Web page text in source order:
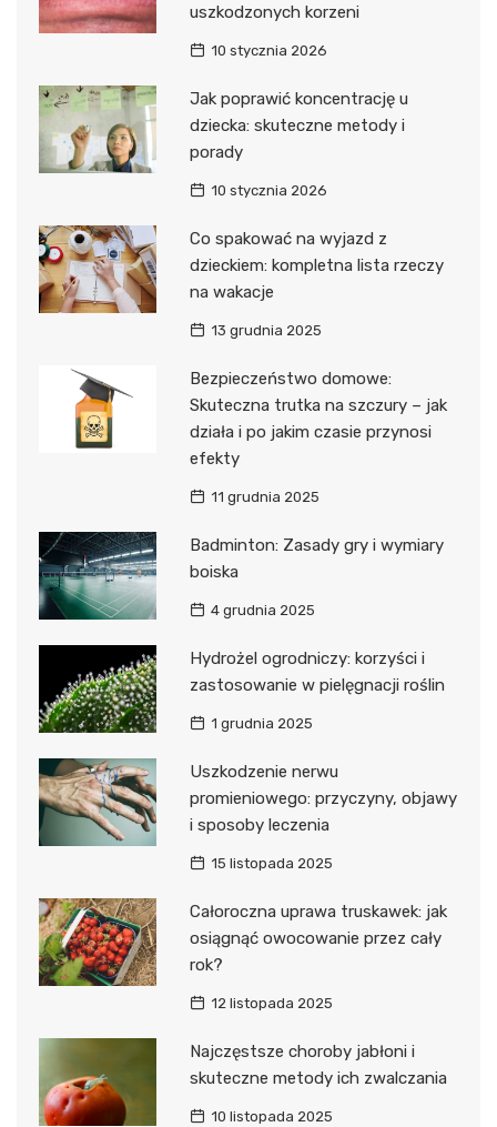
uszkodzonych korzeni
10 stycznia 2026
Jak poprawić koncentrację u
dziecka: skuteczne metody i
porady
10 stycznia 2026
Co spakować na wyjazd z
dzieckiem: kompletna lista rzeczy
na wakacje
13 grudnia 2025
Bezpieczeństwo domowe:
Skuteczna trutka na szczury – jak
działa i po jakim czasie przynosi
efekty
11 grudnia 2025
Badminton: Zasady gry i wymiary
boiska
4 grudnia 2025
Hydrożel ogrodniczy: korzyści i
zastosowanie w pielęgnacji roślin
1 grudnia 2025
Uszkodzenie nerwu
promieniowego: przyczyny, objawy
i sposoby leczenia
15 listopada 2025
Całoroczna uprawa truskawek: jak
osiągnąć owocowanie przez cały
rok?
12 listopada 2025
Najczęstsze choroby jabłoni i
skuteczne metody ich zwalczania
10 listopada 2025